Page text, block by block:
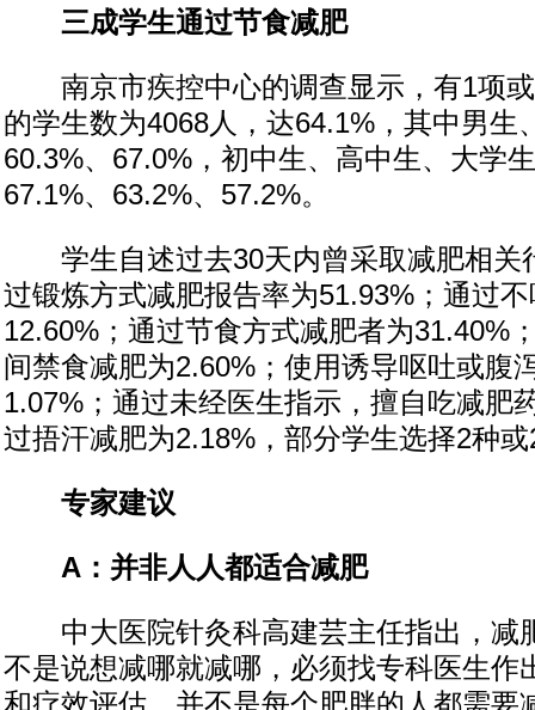
三成学生通过节食减肥
南京市疾控中心的调查显示，有1项或
的学生数为4068人，达64.1%，其中男生
60.3%、67.0%，初中生、高中生、大学
67.1%、63.2%、57.2%。
学生自述过去30天内曾采取减肥相关
过锻炼方式减肥报告率为51.93%；通过
12.60%；通过节食方式减肥者为31.40%
间禁食减肥为2.60%；使用诱导呕吐或腹
1.07%；通过未经医生指示，擅自吃减肥
过捂汗减肥为2.18%，部分学生选择2种
专家建议
A：并非人人都适合减肥
中大医院针灸科高建芸主任指出，减
不是说想减哪就减哪，必须找专科医生作